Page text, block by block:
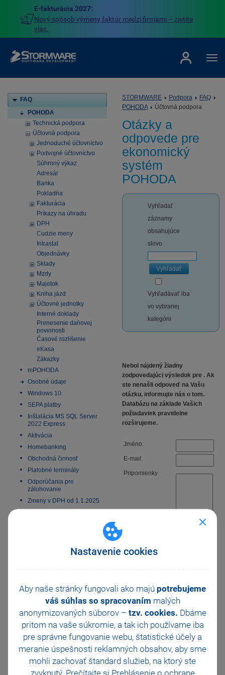
Nastavenie cookies
Aby naše stránky fungovali ako majú potrebujeme
váš súhlas so spracovaním malých
anonymizovaných súborov – tzv. cookies. Dbáme
pritom na vaše súkromie, a tak ich používame iba
pre správne fungovanie webu, štatistické účely a
meranie úspešnosti reklamných obsahov, aby sme
mohli zachovať štandard služieb, na ktorý ste
zvyknutý. Prečítajte si Prehlásenie o ochrane
E-fakturácia 2027:
Nový spôsob výmeny faktúr medzi firmami – zistite
viac.
FAQ
POHODA
Technická podpora
Účtovná podpora
Jednoduché účtovníctvo
Podvojné účtovníctvo
Súhrnný výkaz
Adresár
Banka
Pokladňa
Fakturácia
Príkazy na úhradu
DPH
Cudzie meny
Intrastat
Objednávky
Sklady
Mzdy
Majetok
Kniha jázd
Účtovné jednotky
Interné doklady
Prenesenie daňovej
povinnosti
Časové rozlíšenie
eKasa
Zákazky
mPOHODA
Osobné údaje
Windows 10
SEPA platby
Inštalácia MS SQL Server
2022 Express
Aktivácia
Homebanking
Obchodná činnosť
Platobné terminály
Odporúčania pre
zálohovanie
Zmeny v DPH od 1.1.2025
STORMWARE Podpora
FAQ
POHODA
Účtovná podpora
Otázky a
odpovede pre
ekonomický
systém
POHODA
Vyhľadať
záznamy
obsahujúce
slovo
Vyhľadať
Vyhľadávať iba
vo vybranej
kategórii
Nebol nájdený žiadny
zodpovedajúci výsledok pre . Ak
ste nenašli odpoveď na Vašu
otázku, informujte nás o tom.
Databázu na základe Vašich
požiadaviek pravidelne
rozširujeme.
Jméno:
E-mail:
Pripomienky:
podporu, neočakávajte prosím
odpoveď. Ak potrebujete odbornú
pomoc k našim produktom, zašlite
e-mail nahotline@stormware.sk
alebo sa obráťte naoddelenie
zákazníckej podpory .